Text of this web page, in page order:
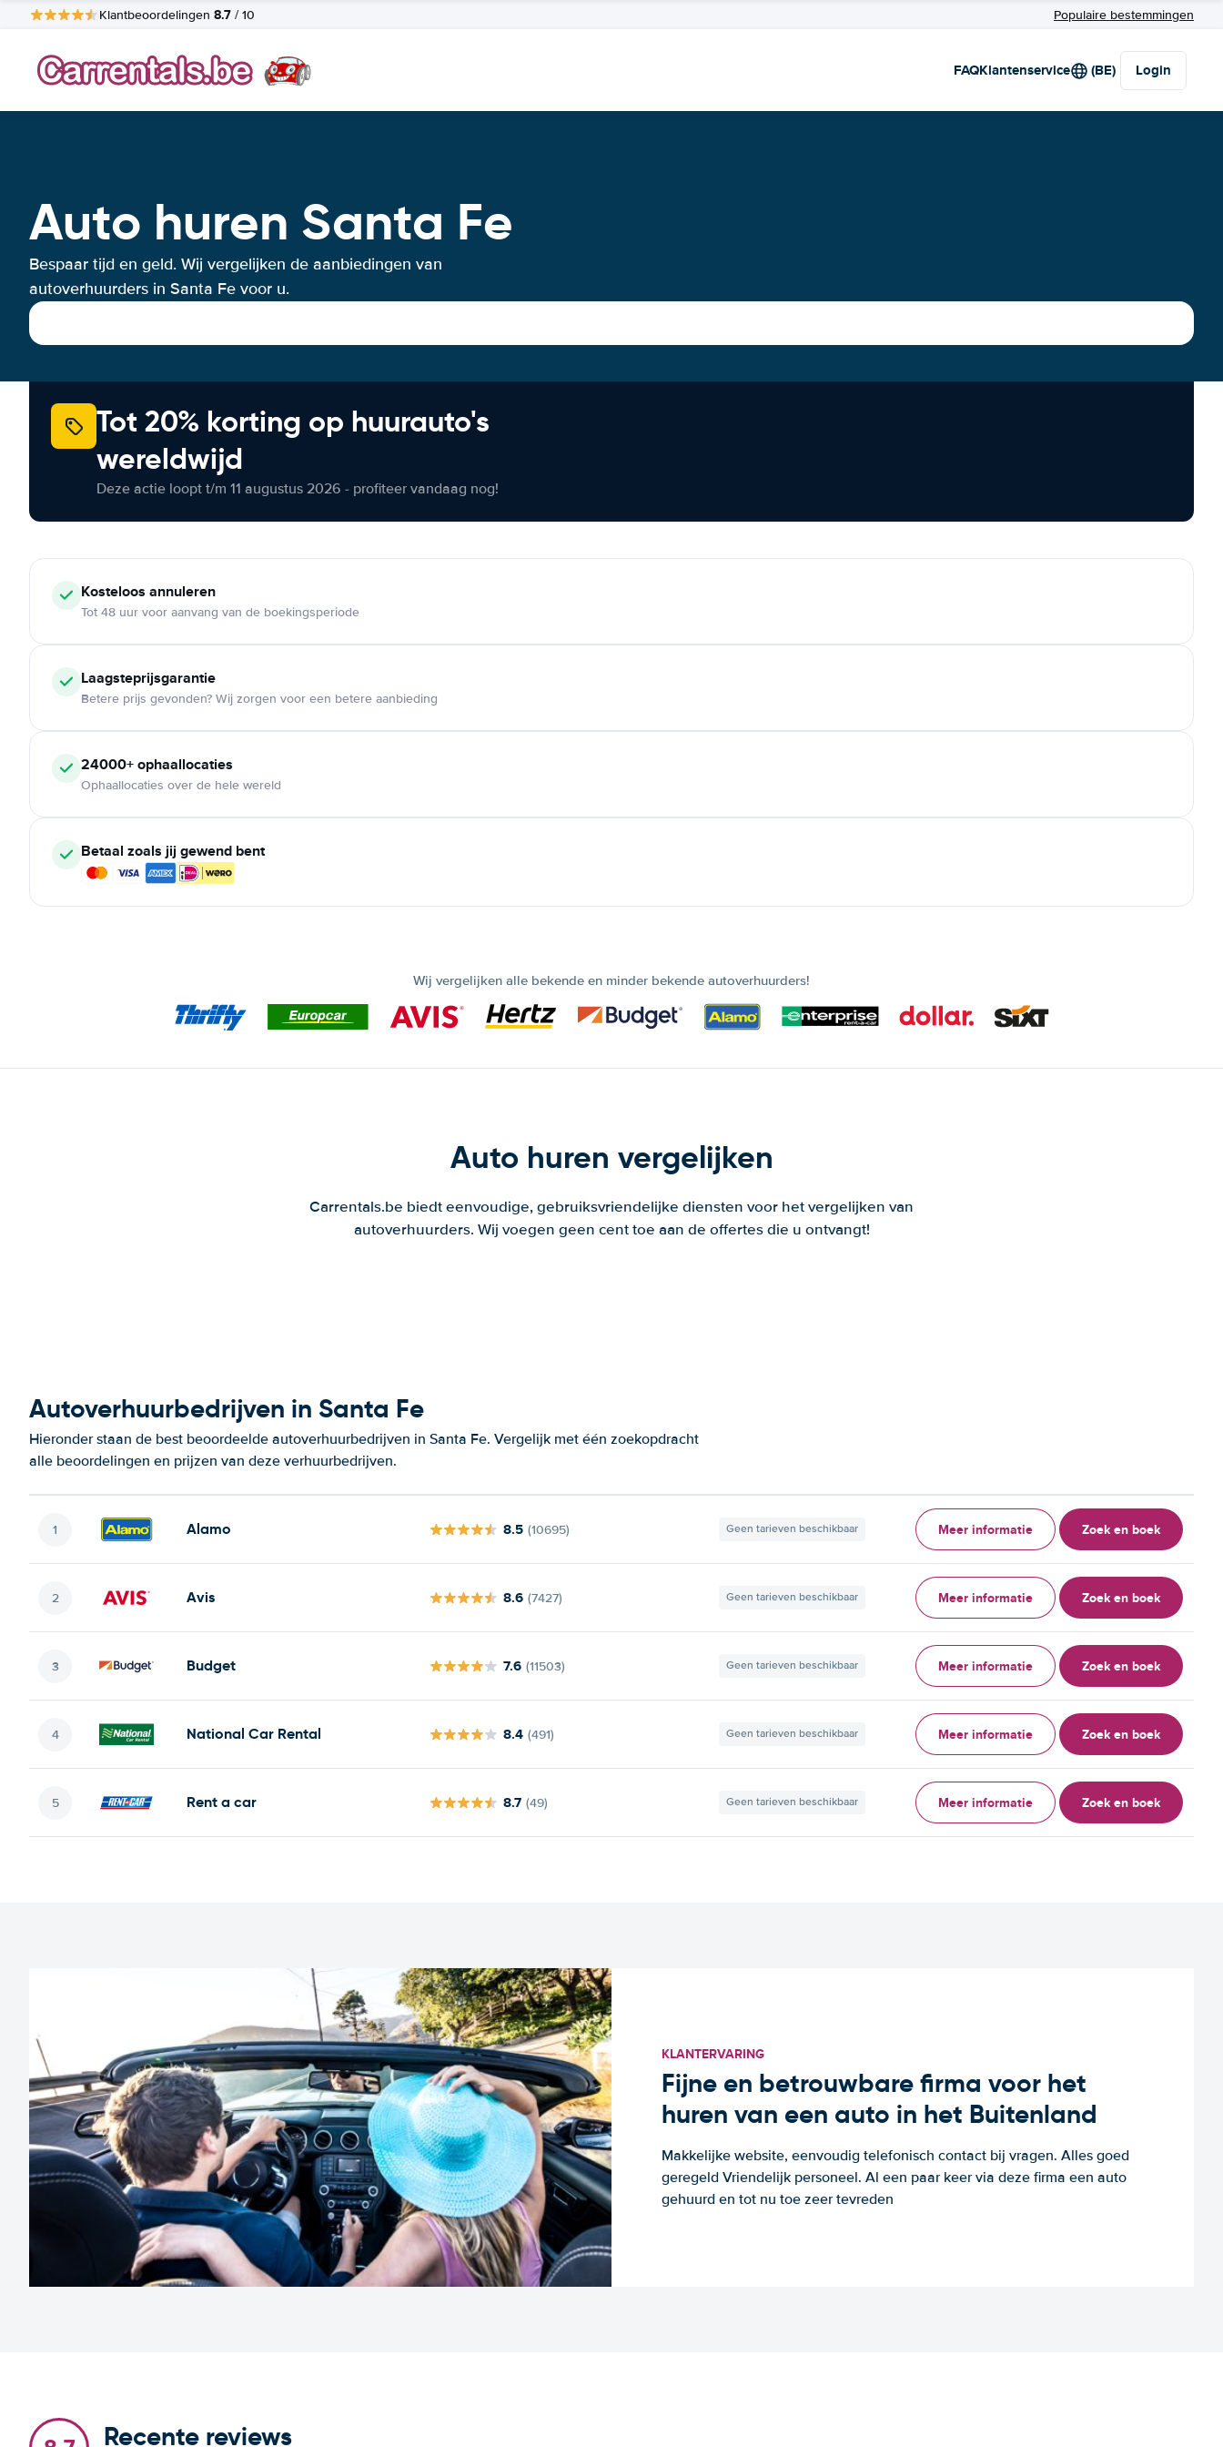
Klantbeoordelingen 8.7 / 10 Populaire bestemmingen
FAQKlantenservice (BE) Login
Auto huren Santa Fe
Bespaar tijd en geld. Wij vergelijken de aanbiedingen van
autoverhuurders in Santa Fe voor u.
Tot 20% korting op huurauto's
wereldwijd
Deze actie loopt t/m 11 augustus 2026 - profiteer vandaag nog!
Kosteloos annuleren
Tot 48 uur voor aanvang van de boekingsperiode
Laagsteprijsgarantie
Betere prijs gevonden? Wij zorgen voor een betere aanbieding
24000+ophaallocaties
Ophaallocaties over de hele wereld
Betaal zoals jij gewend bent
Wij vergelijken alle bekende en minder bekende autoverhuurders!
Auto huren vergelijken
Carrentals.be biedt eenvoudige, gebruiksvriendelijke diensten voor het vergelijken van
autoverhuurders. Wij voegen geen cent toe aan de offertes die u ontvangt!
Autoverhuurbedrijven in Santa Fe
Hieronder staan de best beoordeelde autoverhuurbedrijven in Santa Fe. Vergelijk met één zoekopdracht
alle beoordelingen en prijzen van deze verhuurbedrijven.
Alamo 8.5 (10695) Geen tarieven beschikbaar Meer informatie Zoek en boek
Avis 8.6 (7427) Geen tarieven beschikbaar Meer informatie Zoek en boek
Budget 7.6 (11503) Geen tarieven beschikbaar Meer informatie Zoek en boek
National Car Rental 8.4 (491) Geen tarieven beschikbaar Meer informatie Zoek en boek
Rent a car 8.7 (49) Geen tarieven beschikbaar Meer informatie Zoek en boek
KLANTERVARING
Fijne en betrouwbare firma voor het
huren van een auto in het Buitenland
Makkelijke website, eenvoudig telefonisch contact bij vragen. Alles goed
geregeld Vriendelijk personeel. Al een paar keer via deze firma een auto
gehuurd en tot nu toe zeer tevreden
Recente reviews